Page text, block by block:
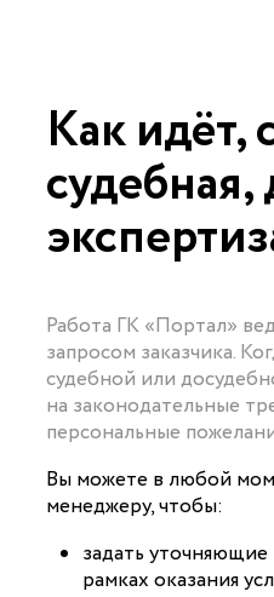
Как идёт,
Работа ГК «Портал»
запросом заказчика.
судебной или
на законодательные
персональные
Вы можете в любой
менеджеру, чтобы:
задать
рамках оказания